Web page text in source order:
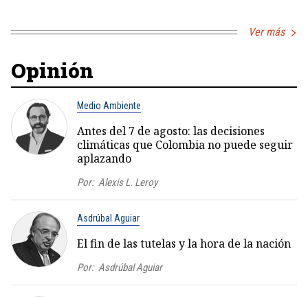
Ver más
Opinión
Medio Ambiente
Antes del 7 de agosto: las decisiones
climáticas que Colombia no puede seguir
aplazando
Por: Alexis L. Leroy
Asdrúbal Aguiar
El fin de las tutelas y la hora de la nación
Por: Asdrúbal Aguiar